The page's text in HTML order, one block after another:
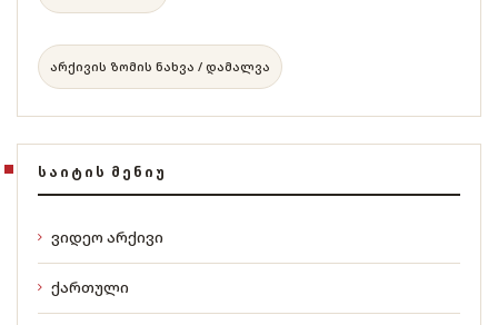
არქივის ზომის ნახვა / დამალვა
ᲡᲐᲘᲢᲘᲡ ᲛᲔᲜᲘᲣ
ვიდეო არქივი
ქართული